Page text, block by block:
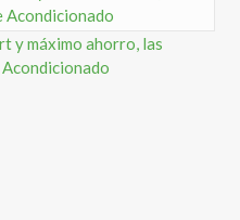
y máximo ahorro, las